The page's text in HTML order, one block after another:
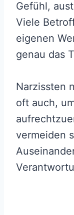
Gefühl,
Viele
eigenen
genau das
Narzissten
oft auch,
vermeiden